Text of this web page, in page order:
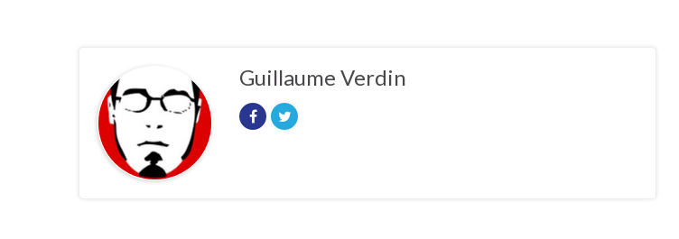
Guillaume Verdin